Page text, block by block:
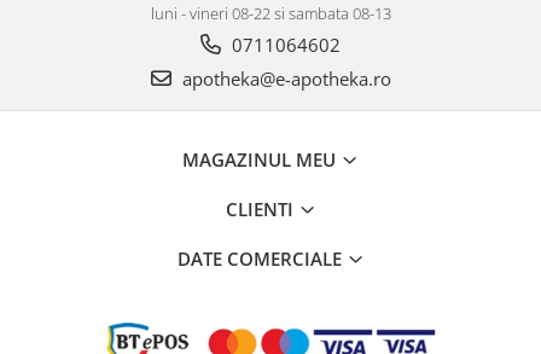
luni - vineri 08-22 si sambata 08-13
0711064602
apotheka@e-apotheka.ro
MAGAZINUL MEU
CLIENTI
DATE COMERCIALE